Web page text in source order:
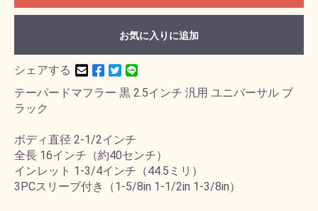
お気に入りに追加
シェアする
テーパードマフラー 黒 2.5インチ 汎用 ユニバーサル ブ
ラック
ボディ直径 2-1/2インチ
全長 16インチ（約40センチ）
インレット 1-3/4インチ（44.5ミリ）
3PCスリーブ付き（1-5/8in 1-1/2in 1-3/8in）